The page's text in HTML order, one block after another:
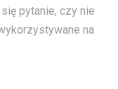
pytanie, czy nie
na